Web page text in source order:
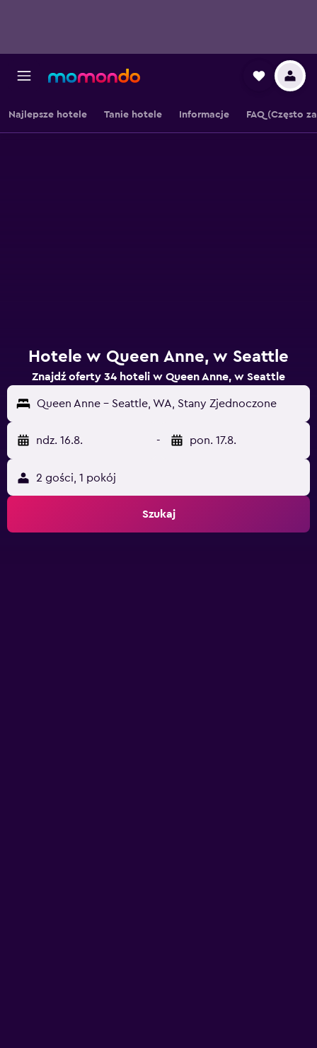
Najlepsze hotele Tanie hotele Informacje FAQ (Często
Hotele w Queen Anne, w Seattle
Znajdź oferty 34 hoteli w Queen Anne, w Seattle
Queen Anne - Seattle, WA, Stany Zjednoczone
ndz. 16.8. - pon. 17.8.
2 gości, 1 pokój
Szukaj